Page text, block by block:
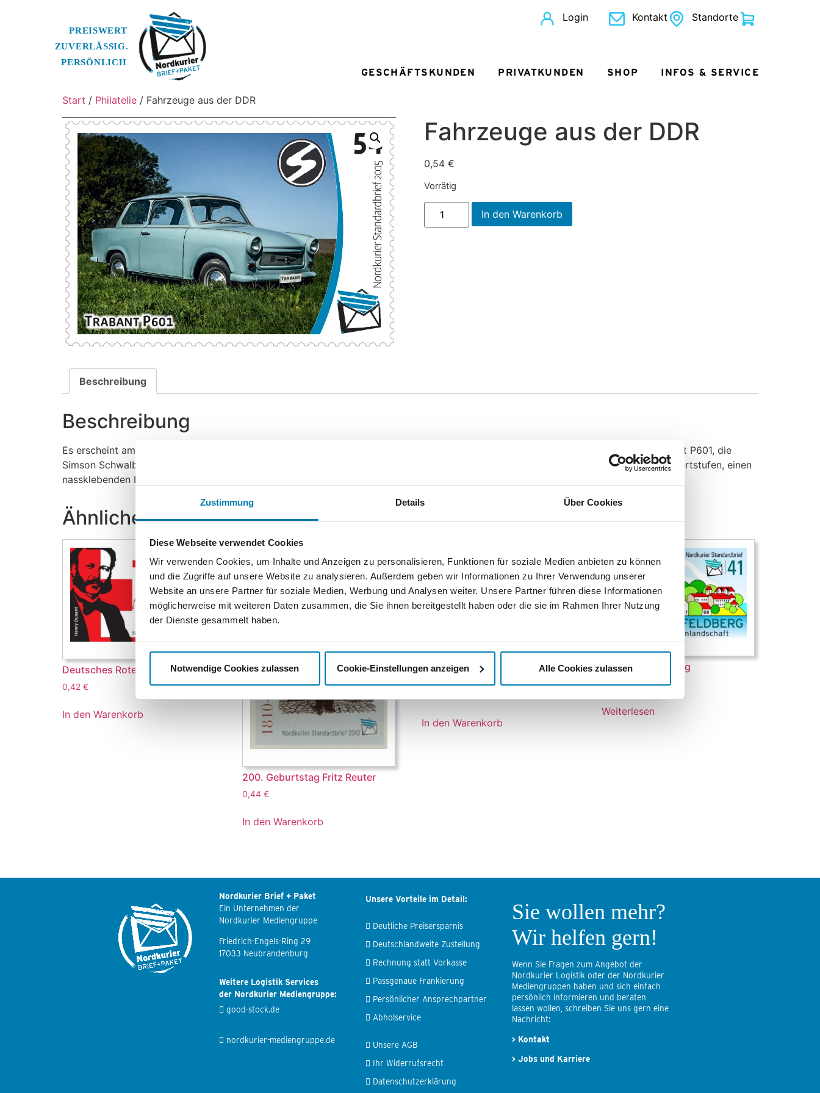
Zustimmung Details Über Cookies
Diese Webseite verwendet Cookies
Wir verwenden Cookies, um Inhalte und Anzeigen zu personalisieren, Funktionen für soziale Medien anbieten zu können
und die Zugriffe auf unsere Website zu analysieren. Außerdem geben wir Informationen zu Ihrer Verwendung unserer
Website an unsere Partner für soziale Medien, Werbung und Analysen weiter. Unsere Partner führen diese Informationen
möglicherweise mit weiteren Daten zusammen, die Sie ihnen bereitgestellt haben oder die sie im Rahmen Ihrer Nutzung
der Dienste gesammelt haben.
Notwendige Cookies zulassen Cookie-Einstellungen anzeigen Alle Cookies zulassen
Login Kontakt Standorte
GESCHÄFTSKUNDEN PRIVATKUNDEN SHOP INFOS & SERVICE
Start / Philatelie / Fahrzeuge aus der DDR
Fahrzeuge aus der DDR
0,54 €
Vorrätig
In den Warenkorb
Beschreibung
Beschreibung
Es erscheint am 09.11.2014 die 19. Briefmarkenedition, welche Fahrzeugen aus der ehemaligen DDR gewidmet ist. Sie zeigt den Trabant P601, die
Simson Schwalbe, die Simson S50 und den Wartburg 353 S. Die Edition beinhaltet nummerierte 10er-Bögen der vier verschiedenen Wertstufen, einen
nassklebenden Briefmarkensatz mit gestalteter Umrandung und den Ersttagsbrief (limitierte Auflage von 800 Stück).
Ähnliche Produkte
Deutsches Rotes Kreuz
0,42 €
In den Warenkorb
200. Geburtstag Fritz Reuter
0,44 €
In den Warenkorb
Sehenswürdigkeiten in
In den Warenkorb
750 Jahre Feldberg
0,41€
Weiterlesen
Nordkurier Brief + Paket
Ein Unternehmen der
Nordkurier Mediengruppe
Friedrich-Engels-Ring 29
17033 Neubrandenburg
Weitere Logistik Services
der Nordkurier Mediengruppe:
good-stock.de
nordkurier-mediengruppe.de
Unsere Vorteile im Detail:
Deutliche Preisersparnis
Deutschlandweite Zustellung
Rechnung statt Vorkasse
Passgenaue Frankierung
Persönlicher Ansprechpartner
Abholservice
Unsere AGB
Ihr Widerrufsrecht
Datenschutzerklärung
Sie wollen mehr?
Wir helfen gern!
Wenn Sie Fragen zum Angebot der
Nordkurier Logistik oder der Nordkurier
Mediengruppen haben und sich einfach
persönlich informieren und beraten
lassen wollen, schreiben Sie uns gern eine
Nachricht:
> Kontakt
> Jobs und Karriere